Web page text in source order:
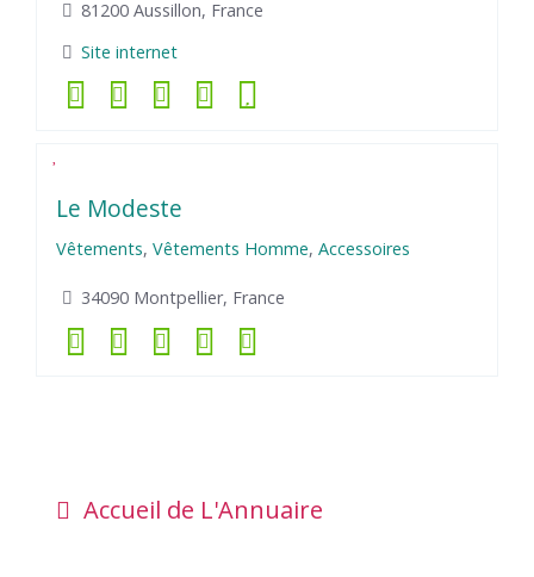
81200 Aussillon, France
Site internet
Le Modeste
Vêtements, Vêtements Homme, Accessoires
34090 Montpellier, France
Accueil de L'Annuaire